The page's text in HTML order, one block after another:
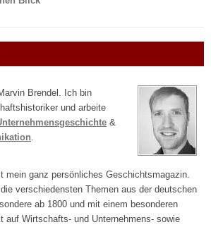
Brendel. Ich bin
und arbeite
&
mein ganz persönliches Geschichtsmagazin.
verschiedensten Themen aus der deutschen
ab 1800 und mit einem besonderen
auf Wirtschafts- und Unternehmens- sowie